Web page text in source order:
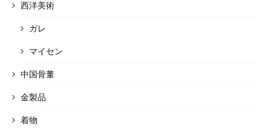
西洋美術
ガレ
マイセン
中国骨董
金製品
着物